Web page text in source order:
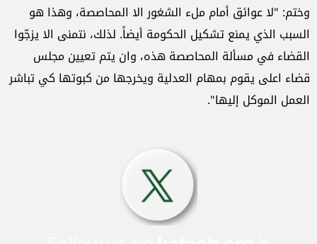
وختم: "لا عوائق أمام ملء الشغور الا المحاصصة، وهذا هو
السبب الذي يمنع تشكيل الحكومة أيضاً. لذلك، نتمنى الا يزجّوا
القضاء في مسألة المحاصصة هذه، وان يتم تعيين مجلس
قضاء اعلى يقوم بمهام العدلية ويخرجها من كبوتها كي تباشر
العمل الموكل إليها".